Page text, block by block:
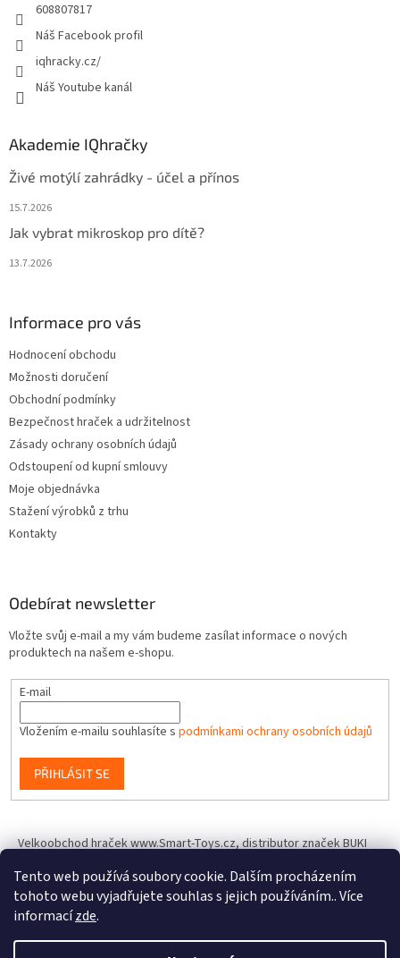
Tento web používá soubory cookie. Dalším procházením
tohoto webu vyjadřujete souhlas s jejich používáním.. Více
informacízde.
608807817
Náš Facebook profil
iqhracky.cz/
Náš Youtube kanál
Akademie IQhračky
Živé motýlí zahrádky - účel a přínos
15.7.2026
Jak vybrat mikroskop pro dítě?
13.7.2026
Informace pro vás
Hodnocení obchodu
Možnosti doručení
Obchodní podmínky
Bezpečnost hraček a udržitelnost
Zásady ochrany osobních údajů
Odstoupení od kupní smlouvy
Moje objednávka
Stažení výrobků z trhu
Kontakty
Odebírat newsletter
Vložte svůj e-mail a my vám budeme zasílat informace o nových
produktech na našem e-shopu.
E-mail
Vložením e-mailu souhlasíte s podmínkami ochrany osobních údajů
PŘIHLÁSIT SE
Velkoobchod hraček www.Smart-Toys.cz, distributor značek BUKI